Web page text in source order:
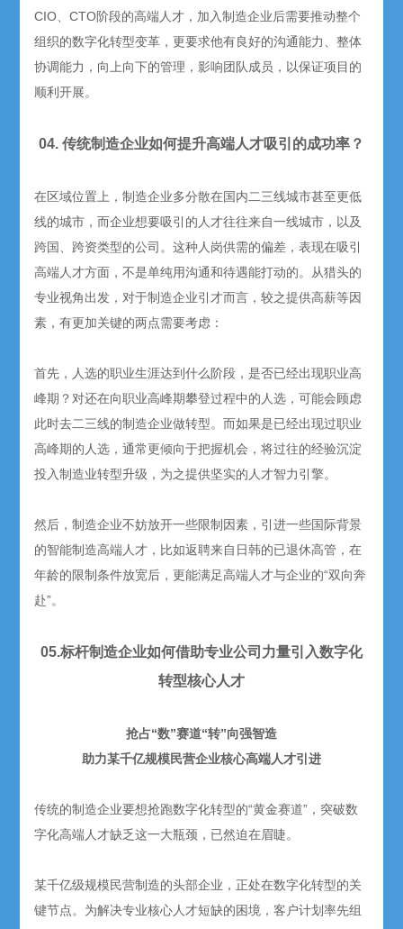
CIO、CTO阶段的高端人才，加入制造企业后需要推动整个
组织的数字化转型变革，更要求他有良好的沟通能力、整体
协调能力，向上向下的管理，影响团队成员，以保证项目的
顺利开展。
04. 传统制造企业如何提升高端人才吸引的成功率？
在区域位置上，制造企业多分散在国内二三线城市甚至更低
线的城市，而企业想要吸引的人才往往来自一线城市，以及
跨国、跨资类型的公司。这种人岗供需的偏差，表现在吸引
高端人才方面，不是单纯用沟通和待遇能打动的。从猎头的
专业视角出发，对于制造企业引才而言，较之提供高薪等因
素，有更加关键的两点需要考虑：
首先，人选的职业生涯达到什么阶段，是否已经出现职业高
峰期？对还在向职业高峰期攀登过程中的人选，可能会顾虑
此时去二三线的制造企业做转型。而如果是已经出现过职业
高峰期的人选，通常更倾向于把握机会，将过往的经验沉淀
投入制造业转型升级，为之提供坚实的人才智力引擎。
然后，制造企业不妨放开一些限制因素，引进一些国际背景
的智能制造高端人才，比如返聘来自日韩的已退休高管，在
年龄的限制条件放宽后，更能满足高端人才与企业的“双向奔
赴”。
05.标杆制造企业如何借助专业公司力量引入数字化
转型核心人才
抢占“数”赛道“转”向强智造
助力某千亿规模民营企业核心高端人才引进
传统的制造企业要想抢跑数字化转型的“黄金赛道”，突破数
字化高端人才缺乏这一大瓶颈，已然迫在眉睫。
某千亿级规模民营制造的头部企业，正处在数字化转型的关
键节点。为解决专业核心人才短缺的困境，客户计划率先组